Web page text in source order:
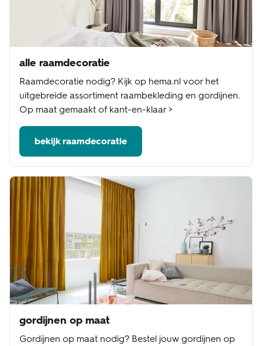
alle raamdecoratie
Raamdecoratie nodig? Kijk op hema.nl voor het
uitgebreide assortiment raambekleding en gordijnen.
Op maat gemaakt of kant-en-klaar >
bekijk raamdecoratie
gordijnen op maat
Gordijnen op maat nodig? Bestel jouw gordijnen op